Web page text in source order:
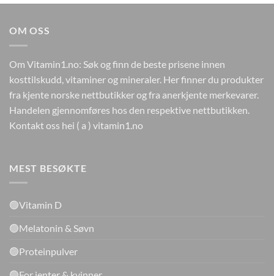
kr224.
kr0.
OM OSS
Om Vitamin1.no: Søk og finn de beste prisene innen
kosttilskudd, vitaminer og mineraler. Her finner du produkter
fra kjente norske nettbutikker og fra anerkjente merkevarer.
Handelen gjennomføres hos den respektive nettbutikken.
Kontakt oss hei ( a ) vitamin1.no
MEST BESØKTE
🟢Vitamin D
🟢Melatonin & Søvn
🟢Proteinpulver